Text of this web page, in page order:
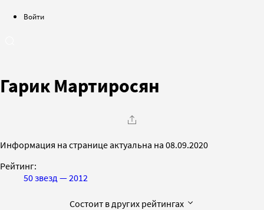
Войти
Гарик Мартиросян
Информация на странице актуальна на 08.09.2020
Рейтинг:
50 звезд — 2012
Состоит в других рейтингах